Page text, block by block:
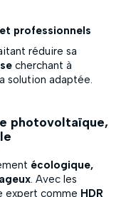
professionnels
réduire sa
cherchant à
solution adaptée.
photovoltaïque,
écologique,
. Avec les
expert comme HDR